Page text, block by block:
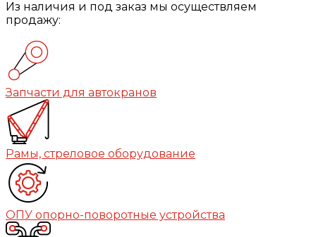
Из наличия и под заказ мы осуществляем
продажу:
Запчасти для автокранов
Рамы, стреловое оборудование
ОПУ опорно-поворотные устройства